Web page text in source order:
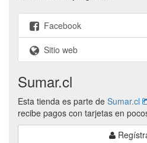
Facebook
Sitio web
Sumar.cl
Esta tienda es parte de Sumar.cl
recibe pagos con tarjetas en